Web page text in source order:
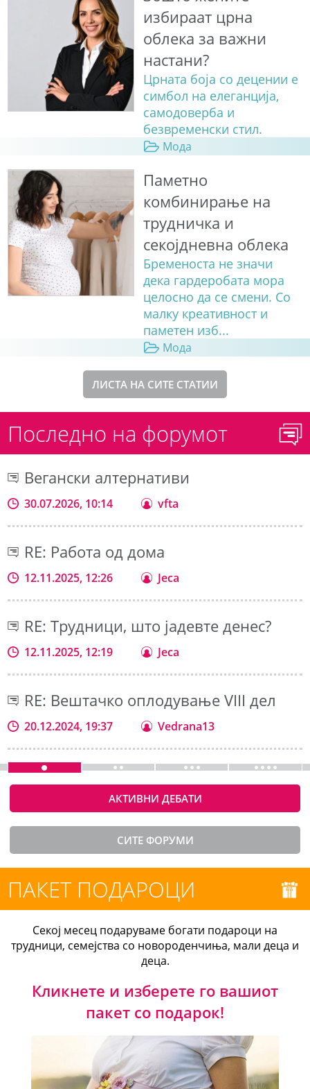
избираат црна
облека за важни
настани?
Црната боја со децении е
симбол на елеганција,
самодоверба и
безвременски стил.
Мода
Паметно
комбинирање на
трудничка и
секојдневна облека
Бременоста не значи
дека гардеробата мора
целосно да се смени. Со
малку креативност и
паметен изб...
Мода
ЛИСТА НА СИТЕ СТАТИИ
Последно на форумот
Вегански алтернативи
30.07.2026, 10:14 vfta
RE: Работа од дома
12.11.2025, 12:26 Jeca
RE: Трудници, што јадевте денес?
12.11.2025, 12:19 Jeca
RE: Вештачко оплодување VIII дел
20.12.2024, 19:37 Vedrana13
АКТИВНИ ДЕБАТИ
СИТЕ ФОРУМИ
ПАКЕТ ПОДАРОЦИ
Секој месец подаруваме богати подароци на
трудници, семејства со новороденчиња, мали деца и
деца.
Кликнете и изберете го вашиот
пакет со подарок!